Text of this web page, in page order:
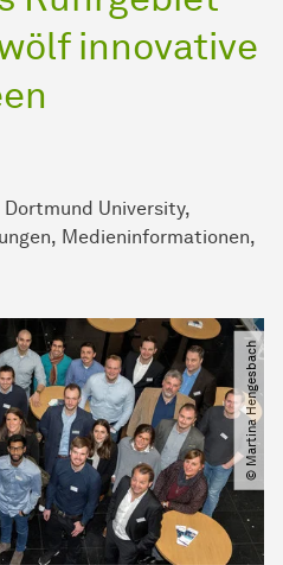
innovative
Dortmund University
Medieninformationen
© Martina Hengesbach